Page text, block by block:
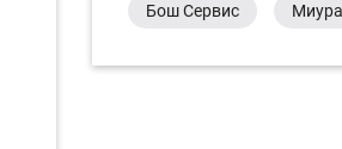
Бош Сервис Миура